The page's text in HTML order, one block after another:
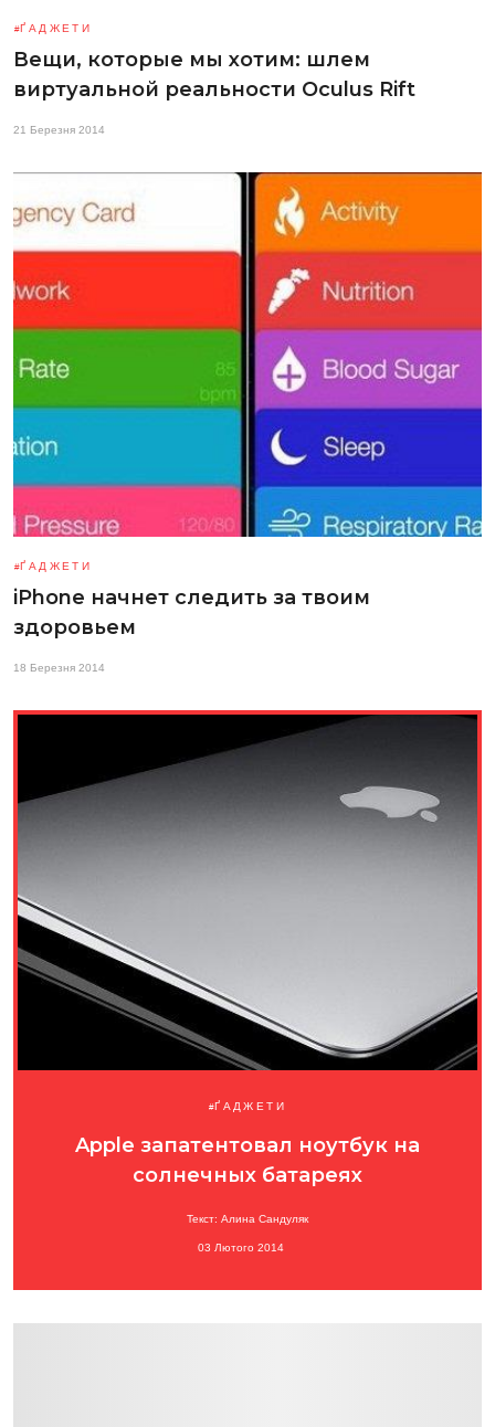
ҐАДЖЕТИ
Вещи, которые мы хотим: шлем
виртуальной реальности Oculus Rift
21 Березня 2014
ҐАДЖЕТИ
iPhone начнет следить за твоим
здоровьем
18 Березня 2014
ҐАДЖЕТИ
Apple запатентовал ноутбук на
солнечных батареях
Текст: Алина Сандуляк
03 Лютого 2014